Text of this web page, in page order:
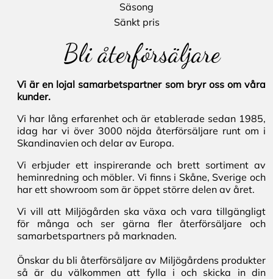
Säsong
Sänkt pris
Bli återförsäljare
Vi är en lojal samarbetspartner som bryr oss om våra
kunder.
Vi har lång erfarenhet och är etablerade sedan 1985,
idag har vi över 3000 nöjda återförsäljare runt om i
Skandinavien och delar av Europa.
Vi erbjuder ett inspirerande och brett sortiment av
heminredning och möbler. Vi finns i Skåne, Sverige och
har ett showroom som är öppet större delen av året.
Vi vill att Miljögården ska växa och vara tillgängligt
för många och ser gärna fler återförsäljare och
samarbetspartners på marknaden.
Önskar du bli återförsäljare av Miljögårdens produkter
så är du välkommen att fylla i och skicka in din